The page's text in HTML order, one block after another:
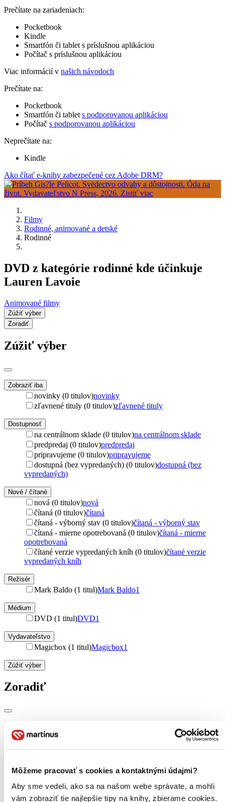
Môžeme pracovať s cookies a kontaktnými údajmi?
Aby sme vedeli, ako sa na našom webe správate, a mohli
vám zobraziť tie najlepšie tipy na knihy, zbierame cookies.
Prečítate na zariadeniach:
Pocketbook
Kindle
Smartfón či tablet s príslušnou aplikáciou
Počítač s príslušnou aplikáciou
Viac informácií v našich návodoch
Prečítate na:
Pocketbook
Smartfón či tablet s podporovanou aplikáciou
Počítač s podporovanou aplikáciou
Neprečítate na:
Kindle
Ako čítať e-knihy zabezpečené cez Adobe DRM?
Filmy
Rodinné, animované a detské
Rodinné
DVD z kategórie rodinné kde účinkuje
Lauren Lavoie
Animované filmy
Zúžiť výber
Zoradiť
Zúžiť výber
Zobraziť iba
novinky (0 titulov)novinky
zľavnené tituly (0 titulov)zľavnené tituly
Dostupnosť
na centrálnom sklade (0 titulov)na centrálnom sklade
predpredaj (0 titulov)predpredaj
pripravujeme (0 titulov)pripravujeme
dostupná (bez vypredaných) (0 titulov)dostupná (bez
vypredaných)
Nové / čítané
nová (0 titulov)nová
čítaná (0 titulov)čítaná
čítaná - výborný stav (0 titulov)čítaná - výborný stav
čítaná - mierne opotrebovaná (0 titulov)čítaná - mierne
opotrebovaná
čítané verzie vypredaných kníh (0 titulov)čítané verzie
vypredaných kníh
Režisér
Mark Baldo (1 titul)Mark Baldo1
Médium
DVD (1 titul)DVD1
Vydavateľstvo
Magicbox (1 titul)Magicbox1
Zúžiť výber
Zoradiť
Bestsellery
Novinky
Najlacnejšie